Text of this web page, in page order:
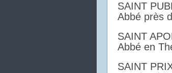
SAINT
Abbé près
SAINT
Abbé en
SAINT